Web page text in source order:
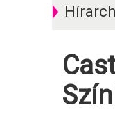
Castingot hirdet a nagyváradi Szigligeti